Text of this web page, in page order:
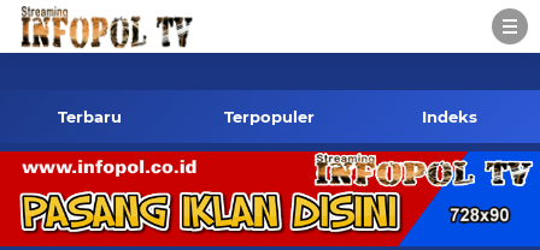
Kontak Redaksi- 085784424805 wa
Terbaru Terpopuler Indeks